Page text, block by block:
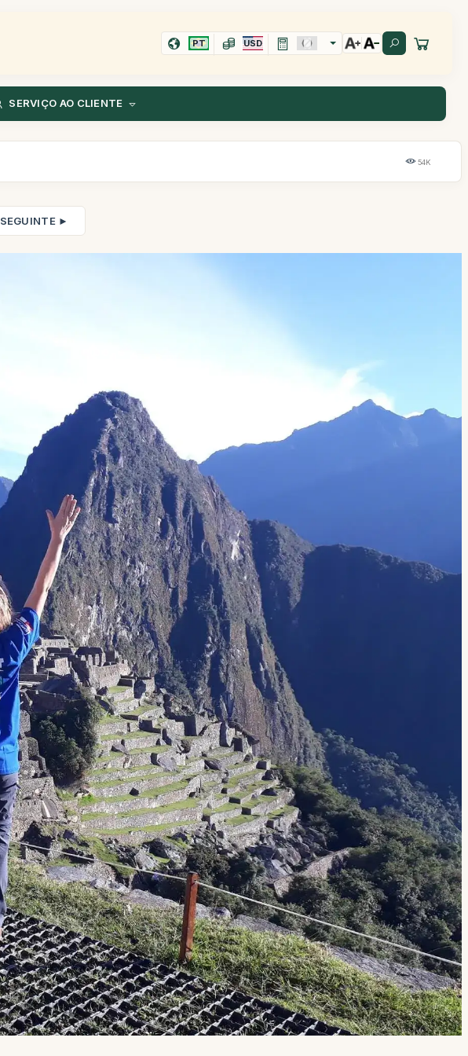
PT USD
SERVIÇO AO CLIENTE
54K
SEGUINTE ►